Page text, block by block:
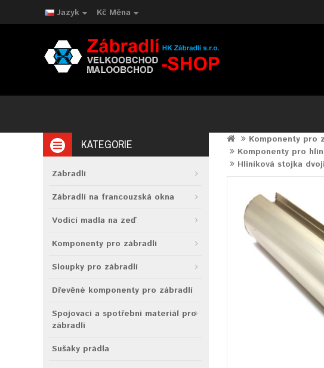
Jazyk Kč Měna
KATEGORIE
Zábradlí
Zábradlí na francouzská okna
Vodící madla na zeď
Komponenty pro zábradlí
Sloupky pro zábradlí
Dřevěné komponenty pro zábradlí
Spojovací a spotřební materiál pro
zábradlí
Sušáky prádla
Komponenty pro
Komponenty pro
Hliníková stojka